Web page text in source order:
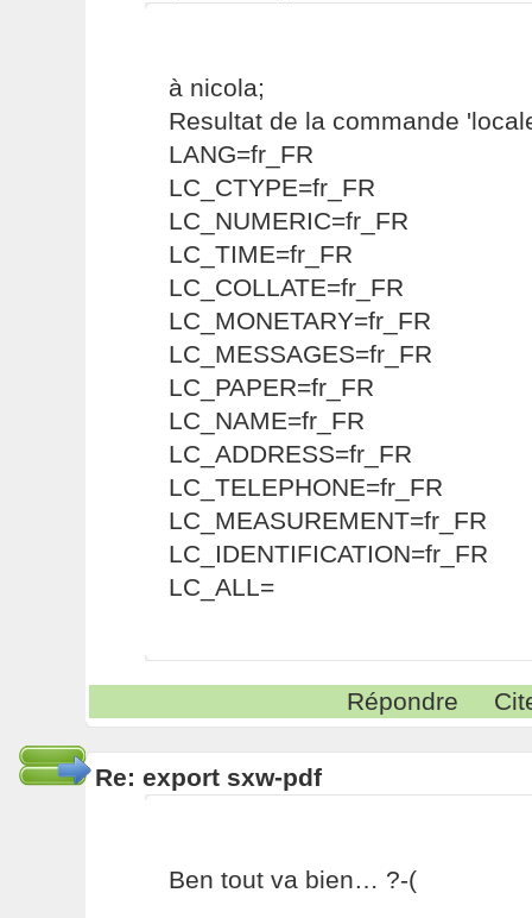
à nicola;
Resultat de la commande
LANG=fr_FR
LC_CTYPE=fr_FR
LC_NUMERIC=fr_FR
LC_TIME=fr_FR
LC_COLLATE=fr_FR
LC_MONETARY=fr_FR
LC_MESSAGES=fr_FR
LC_PAPER=fr_FR
LC_NAME=fr_FR
LC_ADDRESS=fr_FR
LC_TELEPHONE=fr_FR
LC_MEASUREMENT=fr_FR
LC_IDENTIFICATION=fr_FR
LC_ALL=
Répondre
Re: export sxw-pdf
Ben tout va bien… ?-(